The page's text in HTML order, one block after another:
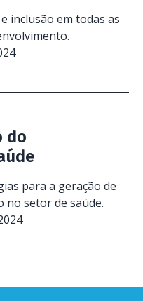
inclusão em todas as
do
para a geração de
no setor de saúde.